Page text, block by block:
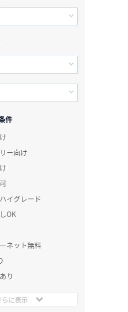
件
ー向け
イグレード
OK
ネット無料
り
らに表示